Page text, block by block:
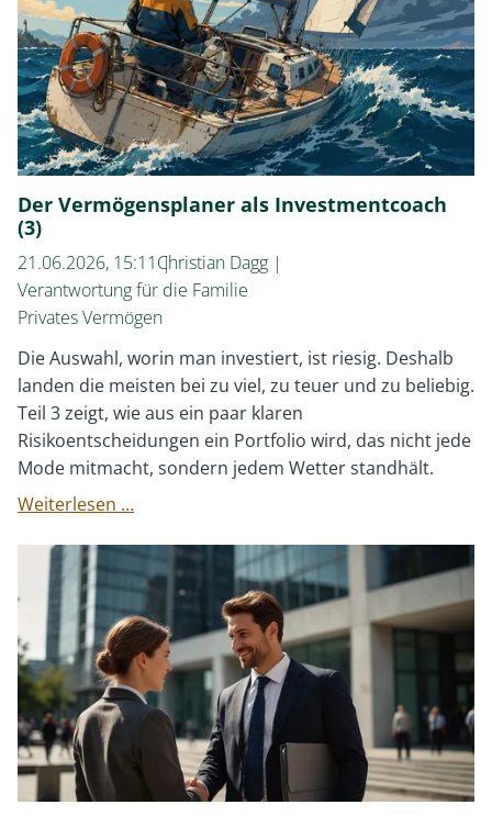
Der Vermögensplaner als Investmentcoach
(3)
21.06.2026, 15:11Christian Dagg
Verantwortung für die Familie
Privates Vermögen
Die Auswahl, worin man investiert, ist riesig. Deshalb
landen die meisten bei zu viel, zu teuer und zu beliebig.
Teil 3 zeigt, wie aus ein paar klaren
Risikoentscheidungen ein Portfolio wird, das nicht jede
Mode mitmacht, sondern jedem Wetter standhält.
Weiterlesen …Der
Investmentcoach
(3)